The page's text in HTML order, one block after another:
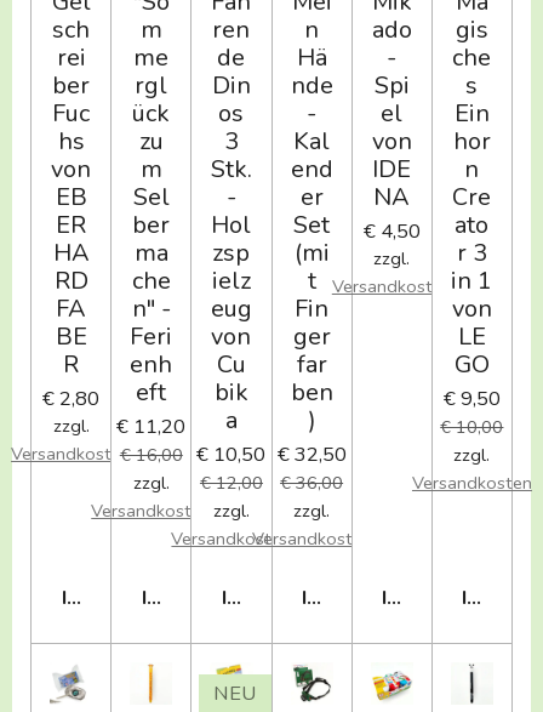
sch
rei
ber
Fuc
hs
von
EB
ER
HA
RD
FA
BE
R
€ 2,80
zzgl.
Versandkosten
IN DEN WARENKORB
m
me
rgl
ück
zu
m
Sel
ber
ma
che
n" -
Feri
enh
eft
€ 11,20
€ 16,00
zzgl.
Versandkosten
IN DEN WARENKORB
ren
de
Din
os
3
Stk.
-
Hol
zsp
ielz
eug
von
Cu
bik
a
€ 10,50
€ 12,00
zzgl.
Versandkosten
IN DEN WARENKORB
n
Hä
nde
-
Kal
end
er
Set
(mi
t
Fin
ger
far
ben
)
€ 32,50
€ 36,00
zzgl.
Versandkosten
IN DEN WARENKORB
ado
-
Spi
el
von
IDE
NA
€ 4,50
zzgl.
Versandkosten
IN DEN
gis
che
s
Ein
hor
n
Cre
ato
r 3
in 1
von
LE
GO
€ 9,50
€ 10,00
zzgl.
Versandkosten
IN DEN
NEU